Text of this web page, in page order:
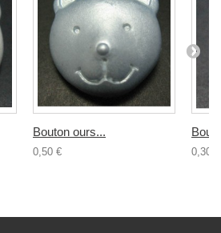
Bouton ours...
0,50 € 0,30 €